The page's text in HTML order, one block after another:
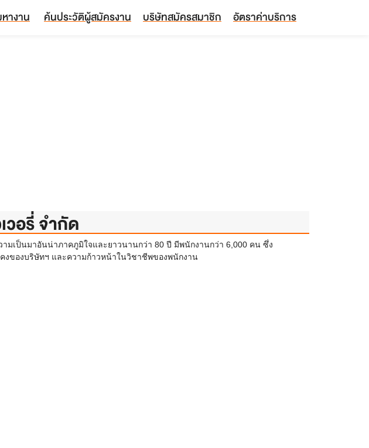
างาน ค้นประวัติผู้สมัครงาน บริษัทสมัครสมาชิก อัตราค่าบริการ
อรี่ จำกัด
มเป็นมาอันน่าภาคภูมิใจและยาวนานกว่า 80 ปี มีพนักงานกว่า 6,000 คน ซึ่ง
งของบริษัทฯ และความก้าวหน้าในวิชาชีพของพนักงาน